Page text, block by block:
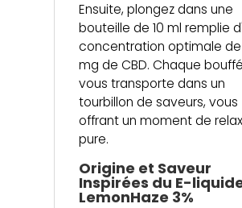
Ensuite, plongez dans une
bouteille de 10 ml remplie
concentration optimale
mg de CBD. Chaque
vous transporte dans un
tourbillon de saveurs, vous
offrant un moment de
pure.
Origine et Saveur
Inspirées du E-
LemonHaze 3%